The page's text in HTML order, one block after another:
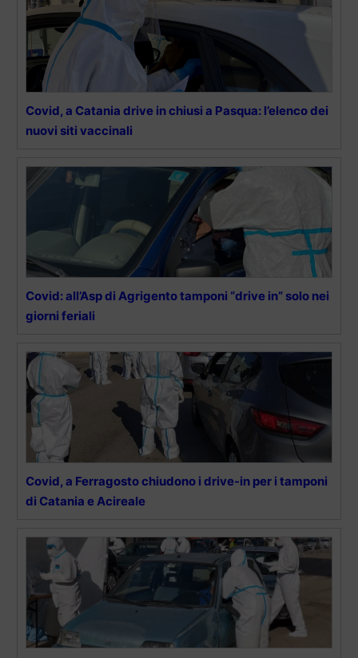
Covid, a Catania drive in chiusi a Pasqua: l’elenco dei
nuovi siti vaccinali
Covid: all’Asp di Agrigento tamponi “drive in” solo nei
giorni feriali
Covid, a Ferragosto chiudono i drive-in per i tamponi
di Catania e Acireale